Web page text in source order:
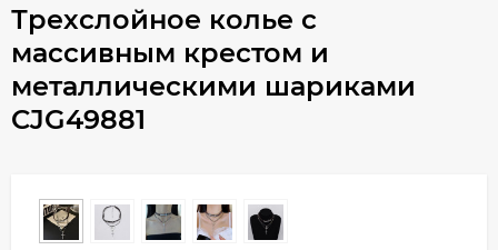
Трехслойное колье с
массивным крестом и
металлическими шариками
CJG49881